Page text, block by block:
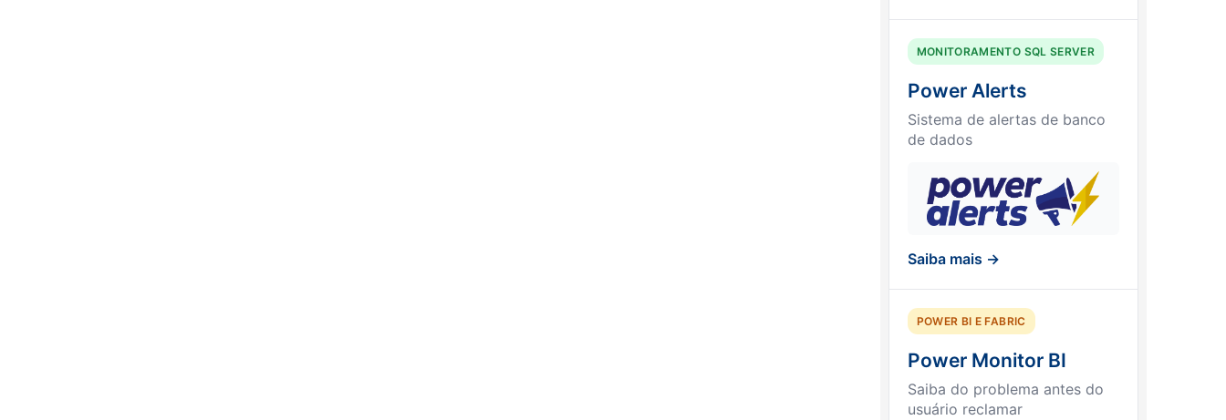
MONITORAMENTO SQL SERVER
Power Alerts
Sistema de alertas de banco
de dados
Saiba mais →
POWER BI E FABRIC
Power Monitor BI
Saiba do problema antes do
usuário reclamar